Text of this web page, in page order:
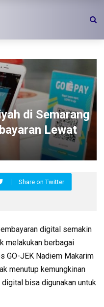
di Semarang
Lewat
Share on Twitter
digital semakin
melakukan berbagai
GO-JEK Nadiem Makarim
menutup kemungkinan
bisa digunakan untuk